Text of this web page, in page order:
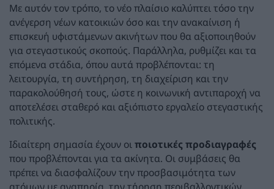
Με αυτόν τον τρόπο, το νέο πλαίσιο καλύπτει τόσο την
ανέγερση νέων κατοικιών όσο και την ανακαίνιση ή
επισκευή υφιστάμενων ακινήτων που θα αξιοποιηθούν
για στεγαστικούς σκοπούς. Παράλληλα, ρυθμίζει και τα
επόμενα στάδια, όπου αυτά προβλέπονται: τη
λειτουργία, τη συντήρηση, τη διαχείριση και την
παρακολούθησή τους, ώστε η κοινωνική αντιπαροχή να
αποτελέσει σταθερό και αξιόπιστο εργαλείο στεγαστικής
πολιτικής.
Ιδιαίτερη σημασία έχουν οιποιοτικές προδιαγραφές
που προβλέπονται για τα ακίνητα. Οι συμβάσεις θα
πρέπει να διασφαλίζουν την προσβασιμότητα των